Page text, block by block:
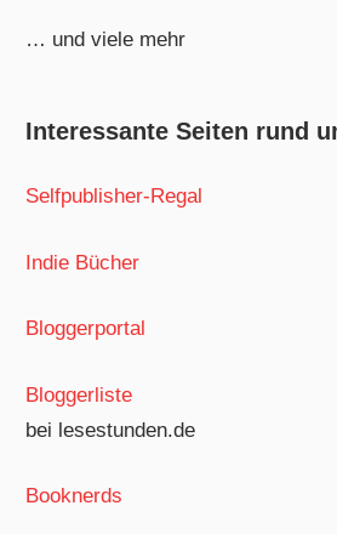
… und viele mehr
Interessante Seiten rund
Selfpublisher-Regal
Indie Bücher
Bloggerportal
Bloggerliste
bei lesestunden.de
Booknerds